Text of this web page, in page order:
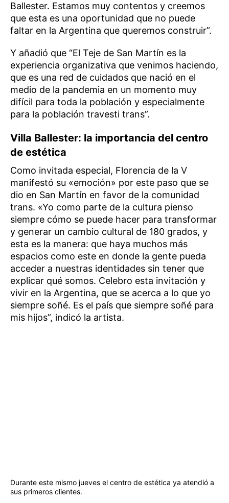
Ballester. Estamos muy contentos y creemos
que esta es una oportunidad que no puede
faltar en la Argentina que queremos construir”.
Y añadió que “El Teje de San Martín es la
experiencia organizativa que venimos haciendo,
que es una red de cuidados que nació en el
medio de la pandemia en un momento muy
difícil para toda la población y especialmente
para la población travesti trans”.
Villa Ballester: la importancia del centro
de estética
Como invitada especial, Florencia de la V
manifestó su «emoción» por este paso que se
dio en San Martín en favor de la comunidad
trans. «Yo como parte de la cultura pienso
siempre cómo se puede hacer para transformar
y generar un cambio cultural de 180 grados, y
esta es la manera: que haya muchos más
espacios como este en donde la gente pueda
acceder a nuestras identidades sin tener que
explicar qué somos. Celebro esta invitación y
vivir en la Argentina, que se acerca a lo que yo
siempre soñé. Es el país que siempre soñé para
mis hijos”, indicó la artista.
Durante este mismo jueves el centro de estética ya atendió a
sus primeros clientes.